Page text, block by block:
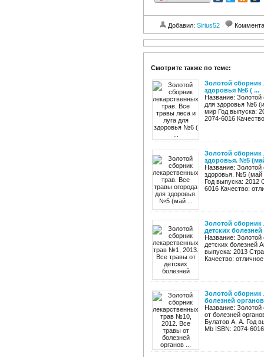
Добавил: Sirius52
Смотрите также по теме:
Золотой сборник
здоровья №6 ( ...
Название: Золотой
для здоровья №6
мир Год выпуска:
2074-6016
Золотой сборник
здоровья. №5
Название: Золотой
здоровья. №5 (май
Год выпуска: 2012
6016 Качество:
Золотой сборник
детских болезней
Название:
детских болезней
выпуска: 2013
Качество:
Золотой сборник
болезней
Название:
от болезней
Булатов А. А. Год
Mb ISBN: 2074-